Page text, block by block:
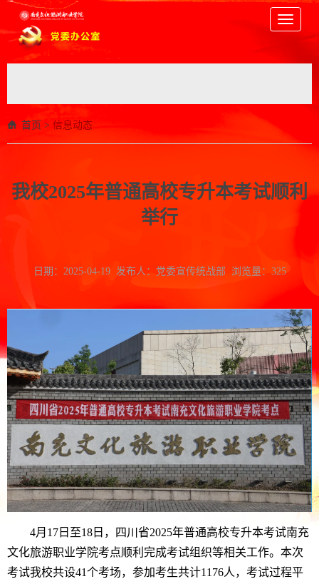
Toggle
首页 > 信息动态
我校2025年普通高校专升本考试顺利
举行
日期：2025-04-19 发布人：党委宣传统战部 浏览量： 325
4月17日至18日，四川省2025年普通高校专升本考试南充
文化旅游职业学院考点顺利完成考试组织等相关工作。本次
考试我校共设41个考场，参加考生共计1176人，考试过程平